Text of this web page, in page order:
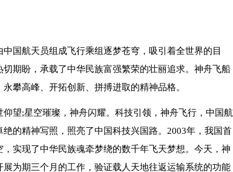
国航天员组成飞行乘组逐梦苍穹，吸引着全世界的目
期盼，承载了中华民族富强繁荣的壮丽追求。神舟飞船
攀高峰、开拓创新、拼搏进取的精神品格。
望;星空璀璨，神舟闪耀。科技引领，神舟飞行，中国航
的精神写照，照亮了中国科技兴国路。2003年，我国首
实现了中华民族魂牵梦绕的数千年飞天梦想。今天，神
为期三个月的工作，验证载人天地往返运输系统的功能